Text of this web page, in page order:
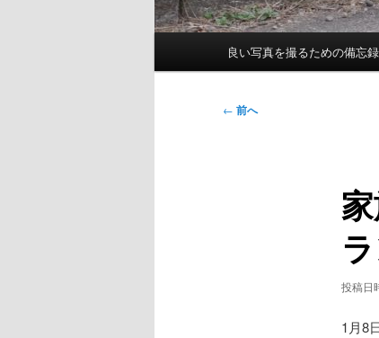
良い写真を撮るための備忘録
投
← 前へ
投稿日
1月8